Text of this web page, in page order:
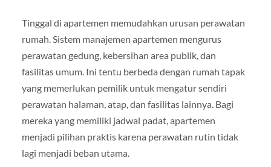
Tinggal di apartemen memudahkan urusan perawatan
rumah. Sistem manajemen apartemen mengurus
perawatan gedung, kebersihan area publik, dan
fasilitas umum. Ini tentu berbeda dengan rumah tapak
yang memerlukan pemilik untuk mengatur sendiri
perawatan halaman, atap, dan fasilitas lainnya. Bagi
mereka yang memiliki jadwal padat, apartemen
menjadi pilihan praktis karena perawatan rutin tidak
lagi menjadi beban utama.